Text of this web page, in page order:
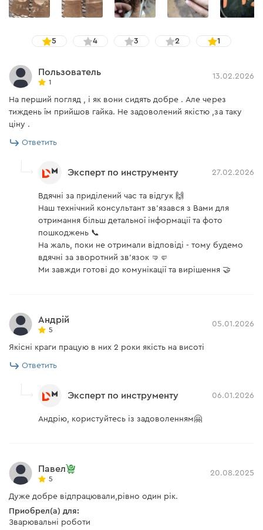
ДСТУ EN ISO 420: 2017 — Перчатки защитные.
органом по оценке соответствия и подтверждено
сертификатом экспертизы.
5 4 3 2 1
Пользователь
1
13.02.2026
На перший погляд , і як вони сидять добре . Але через
тиждень їм прийшов гайка. Не задоволений якістю ,за таку
ціну .
Ответить
Эксперт по инструменту 27.02.2026
Вдячні за приділений час та відгук 🙌
Наш технічний консультант зв'язався з Вами для
отримання більш детальної інформації та фото
пошкоджень 📞
На жаль, поки не отримали відповіді - тому будемо
вдячні за зворотний зв'язок 🤜🤛
Ми завжди готові до комунікації та вирішення 🤝
Андрій
5
05.01.2026
Якісні краги працую в них 2 роки якість на висоті
Ответить
Эксперт по инструменту 06.01.2026
Андрію, користуйтесь із задоволенням🤗
Павел
5
20.08.2025
Дуже добре відпрацювали,рівно один рік.
Приобрел(а) для:
Зварювальні роботи